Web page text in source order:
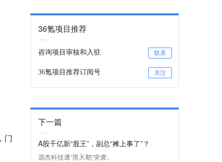
门
36氪项目推荐
咨询项目审核和入驻 联系
36氪项目推荐订阅号 关注
下一篇
A股千亿新“股王”，副总“摊上事了”？
源杰科技遭“黑天鹅”突袭。